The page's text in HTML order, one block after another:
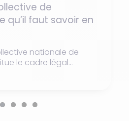
de
qu’il faut savoir en
nationale de
le cadre légal...